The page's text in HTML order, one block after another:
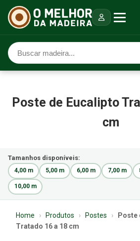
Poste de Eucalipto
cm
Tamanhos disponíveis:
4,00 m 5,00 m 6,00 m 7,00 m
10,00 m
Home › Produtos › Postes ›
Poste
Tratado 16 a 18 cm